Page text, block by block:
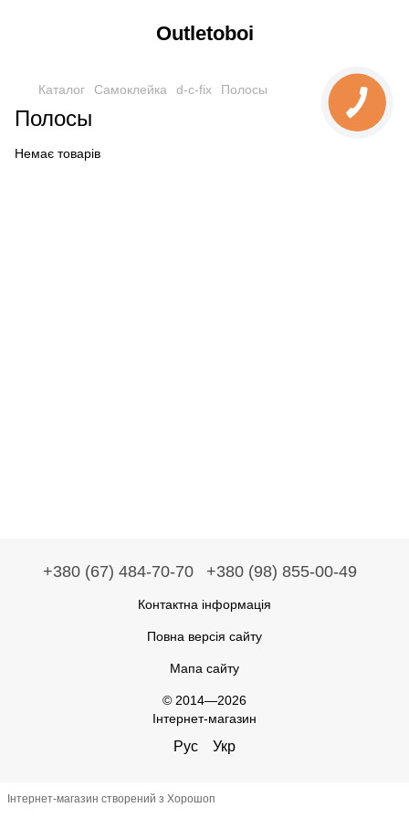
Outletoboi
Каталог Cамоклейка d-c-fix Полосы
Полосы
Немає товарів
+380 (67) 484-70-70 +380 (98) 855-00-49
Контактна інформація
Повна версія сайту
Мапа сайту
© 2014—2026
Інтернет-магазин
Рус Укр
Інтернет-магазин створений з Хорошоп